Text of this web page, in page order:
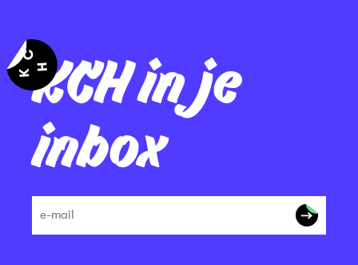
KCH in je
inbox